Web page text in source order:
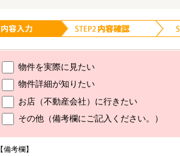
物件を実際に見たい
物件詳細が知りたい
お店（不動産会社）に行きたい
その他（備考欄にご記入ください。）
【備考欄】